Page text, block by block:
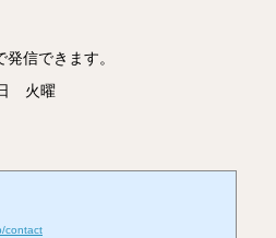
信できます。
火曜
contact